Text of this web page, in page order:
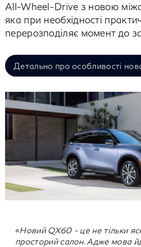
All-Wheel-Drive з новою
яка при необхідності
перерозподіляє момент до
Детально про особливості
«Новий QX60 - це не тільки
просторий салон. Адже мова